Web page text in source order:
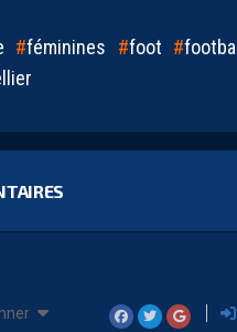
féminines foot football